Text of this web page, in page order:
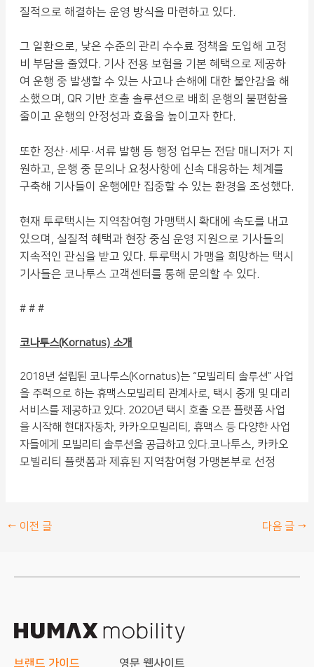
질적으로 해결하는 운영 방식을 마련하고 있다.
그 일환으로, 낮은 수준의 관리 수수료 정책을 도입해 고정
비 부담을 줄였다. 기사 전용 보험을 기본 혜택으로 제공하
여 운행 중 발생할 수 있는 사고나 손해에 대한 불안감을 해
소했으며, QR 기반 호출 솔루션으로 배회 운행의 불편함을
줄이고 운행의 안정성과 효율을 높이고자 한다.
또한 정산·세무·서류 발행 등 행정 업무는 전담 매니저가 지
원하고, 운행 중 문의나 요청사항에 신속 대응하는 체계를
구축해 기사들이 운행에만 집중할 수 있는 환경을 조성했다.
현재 투루택시는 지역참여형 가맹택시 확대에 속도를 내고
있으며, 실질적 혜택과 현장 중심 운영 지원으로 기사들의
지속적인 관심을 받고 있다. 투루택시 가맹을 희망하는 택시
기사들은 코나투스 고객센터를 통해 문의할 수 있다.
# # #
코나투스(Kornatus) 소개
2018년 설립된 코나투스(Kornatus)는 “모빌리티 솔루션” 사업
을 주력으로 하는 휴맥스모빌리티 관계사로, 택시 중개 및 대리
서비스를 제공하고 있다. 2020년 택시 호출 오픈 플랫폼 사업
을 시작해 현대자동차, 카카오모빌리티, 휴맥스 등 다양한 사업
자들에게 모빌리티 솔루션을 공급하고 있다.코나투스, 카카오
모빌리티 플랫폼과 제휴된 지역참여형 가맹본부로 선정
← 이전 글 다음 글 →
브랜드 가이드 영문 웹사이트